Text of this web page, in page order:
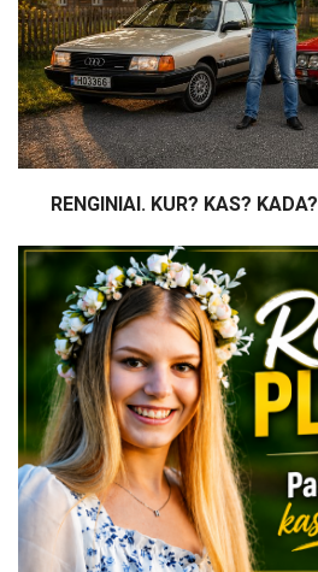
RENGINIAI. KUR? KAS? KADA?